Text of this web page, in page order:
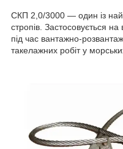
СКП 2,0/3000 — один із
стропів. Застосовується
під час вантажно-
такелажних робіт у